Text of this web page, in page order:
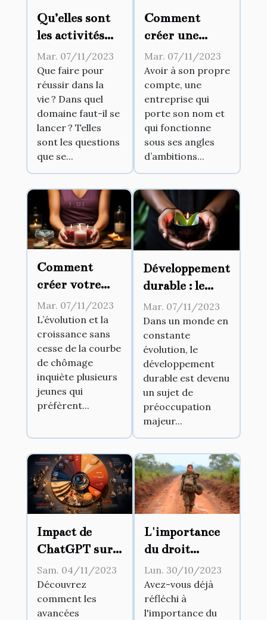
Qu’elles sont
les activités
rentables ?
Mar. 07/11/2023
Que faire pour
réussir dans la
vie ? Dans quel
domaine faut-il se
lancer ? Telles
sont les questions
que se...
Comment
créer une
entreprise à
son propre
compte ?
Mar. 07/11/2023
Avoir à son propre
compte, une
entreprise qui
porte son nom et
qui fonctionne
sous ses angles
d’ambitions...
Comment
créer votre
propre
business ?
Mar. 07/11/2023
L’évolution et la
croissance sans
cesse de la courbe
de chômage
inquiète plusieurs
jeunes qui
préfèrent...
Développement
durable : le
nouvel enjeu
des entreprises
ambitieuses
Mar. 07/11/2023
Dans un monde en
constante
évolution, le
développement
durable est devenu
un sujet de
préoccupation
majeur...
Impact de
ChatGPT sur
la dynamique
des services à
la clientèle
Sam. 04/11/2023
Découvrez
comment les
avancées
L'importance
du droit
international
humanitaire
Lun. 30/10/2023
Avez-vous déjà
réfléchi à
l'importance du